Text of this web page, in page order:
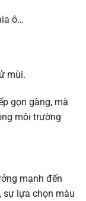
ô…
mùi.
gọn gàng, mà
môi trường
mạnh đến
sự lựa chọn màu